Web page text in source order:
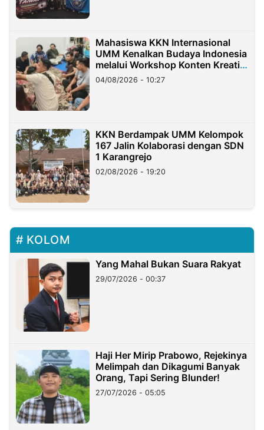
Mahasiswa KKN Internasional
UMM Kenalkan Budaya Indonesia
melalui Workshop Konten Kreatif
di Taiwan
04/08/2026 - 10:27
KKN Berdampak UMM Kelompok
167 Jalin Kolaborasi dengan SDN
1 Karangrejo
02/08/2026 - 19:20
KOLOM
Yang Mahal Bukan Suara Rakyat
29/07/2026 - 00:37
Haji Her Mirip Prabowo, Rejekinya
Melimpah dan Dikagumi Banyak
Orang, Tapi Sering Blunder!
27/07/2026 - 05:05